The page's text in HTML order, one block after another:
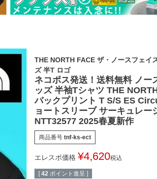
THE NORTH FACE ザ・ノースフェイ
ズ 半T ロゴ
ネコポス発送！送料無料 ノー
ッズ 半袖Tシャツ THE
バックプリント T S/S ES
ョートスリーブ サーキュレー
NTT32577 2025春夏新作
商品番号 tnf-ks-ect
エレスポ価格 ¥4,620税込
[ 42 ポイント進呈 ]